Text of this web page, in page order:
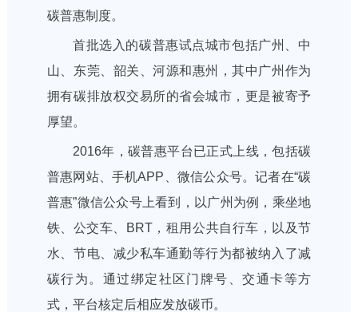
碳普惠制度。
首批选入的碳普惠试点城市包括广州、中
山、东莞、韶关、河源和惠州，其中广州作为
拥有碳排放权交易所的省会城市，更是被寄予
厚望。
2016年，碳普惠平台已正式上线，包括碳
普惠网站、手机APP、微信公众号。记者在“碳
普惠”微信公众号上看到，以广州为例，乘坐地
铁、公交车、BRT，租用公共自行车，以及节
水、节电、减少私车通勤等行为都被纳入了减
碳行为。通过绑定社区门牌号、交通卡等方
式，平台核定后相应发放碳币。